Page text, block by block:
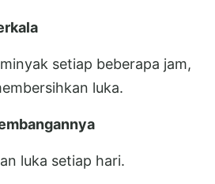
setiap beberapa jam,
luka.
luka setiap hari.